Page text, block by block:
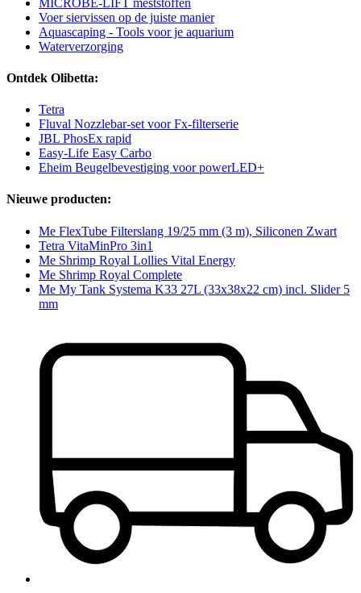
Voer siervissen op de juiste manier
Aquascaping - Tools voor je aquarium
Waterverzorging
Ontdek Olibetta:
Tetra
Fluval Nozzlebar-set voor Fx-filterserie
JBL PhosEx rapid
Easy-Life Easy Carbo
Eheim Beugelbevestiging voor powerLED+
Nieuwe producten:
Me FlexTube Filterslang 19/25 mm (3 m), Siliconen Zwart
Tetra VitaMinPro 3in1
Me Shrimp Royal Lollies Vital Energy
Me Shrimp Royal Complete
Me My Tank Systema K33 27L (33x38x22 cm) incl. Slider 5
mm